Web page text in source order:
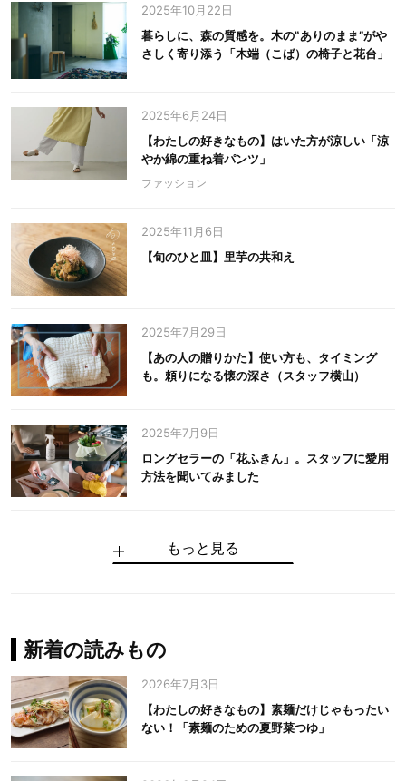
2025年10月22日
暮らしに、森の質感を。木の‟ありのまま”がや
さしく寄り添う「木端（こば）の椅子と花台」
2025年6月24日
【わたしの好きなもの】はいた方が涼しい「涼
やか綿の重ね着パンツ」
ファッション
2025年11月6日
【旬のひと皿】里芋の共和え
2025年7月29日
【あの人の贈りかた】使い方も、タイミング
も。頼りになる懐の深さ（スタッフ横山）
2025年7月9日
ロングセラーの「花ふきん」。スタッフに愛用
方法を聞いてみました
手仕事だからできる“いいもの”を作り続ける。
麻の老舗が届けたい、麻の魅力をのせた衣「中
中川政七商店の謎を解く、6つの問いと1つの答
100年先の日本に工芸があるように。中川政七
中川政七商店スタッフが綴る「今日も、土鍋ま
【わたしの好きなもの】素麺だけじゃもったい
もっと見る
新着の読みもの
2026年7月3日
【わたしの好きなもの】素麺だけじゃもったい
ない！「素麺のための夏野菜つゆ」